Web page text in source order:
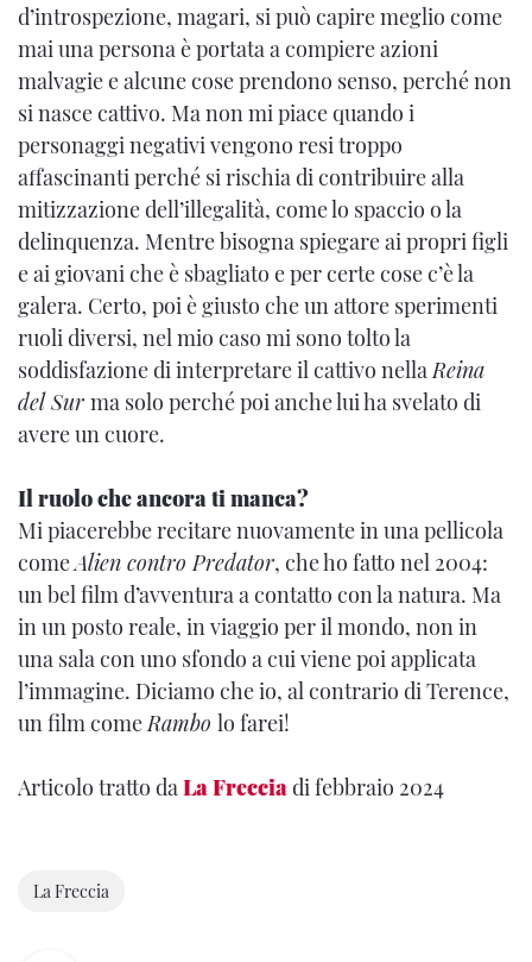
d’introspezione, magari, si può capire meglio come
mai una persona è portata a compiere azioni
malvagie e alcune cose prendono senso, perché non
si nasce cattivo. Ma non mi piace quando i
personaggi negativi vengono resi troppo
affascinanti perché si rischia di contribuire alla
mitizzazione dell’illegalità, come lo spaccio o la
delinquenza. Mentre bisogna spiegare ai propri figli
e ai giovani che è sbagliato e per certe cose c’è la
galera. Certo, poi è giusto che un attore sperimenti
ruoli diversi, nel mio caso mi sono tolto la
soddisfazione di interpretare il cattivo nellaReina
del Sur ma solo perché poi anche lui ha svelato di
avere un cuore.
Il ruolo che ancora ti manca?
Mi piacerebbe recitare nuovamente in una pellicola
comeAlien contro Predator, che ho fatto nel 2004:
un bel film d’avventura a contatto con la natura. Ma
in un posto reale, in viaggio per il mondo, non in
una sala con uno sfondo a cui viene poi applicata
l’immagine. Diciamo che io, al contrario di Terence,
un film comeRambo lo farei!
Articolo tratto daLa Frecciadi febbraio 2024
La Freccia